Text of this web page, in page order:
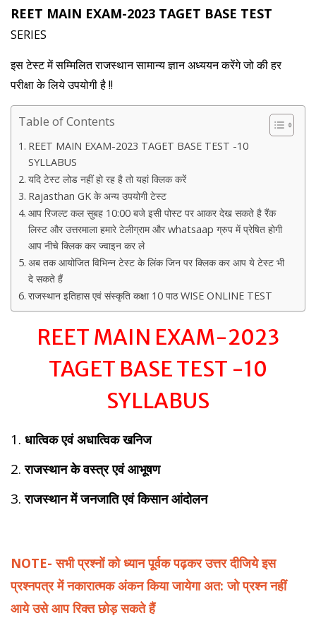
REET MAIN EXAM-2023 TAGET BASE TEST
SERIES
इस टेस्ट में सम्मिलित राजस्थान सामान्य ज्ञान अध्ययन करेंगे जो की हर
परीक्षा के लिये उपयोगी है !!
Table of Contents
REET MAIN EXAM-2023 TAGET BASE TEST -10
SYLLABUS
यदि टेस्ट लोड नहीं हो रह है तो यहां क्लिक करें
Rajasthan GK के अन्य उपयोगी टेस्ट
आप रिजल्ट कल सुबह 10:00 बजे इसी पोस्ट पर आकर देख सकते है रैंक
लिस्ट और उत्तरमाला हमारे टेलीग्राम और whatsaap ग्रुप में प्रेषित होगी
आप नीचे क्लिक कर ज्वाइन कर ले
अब तक आयोजित विभिन्न टेस्ट के लिंक जिन पर क्लिक कर आप ये टेस्ट भी
दे सकते हैं
राजस्थान इतिहास एवं संस्कृति कक्षा 10 पाठ WISE ONLINE TEST
REET MAIN EXAM-2023
TAGET BASE TEST -10
SYLLABUS
धात्विक एवं अधात्विक खनिज
राजस्थान के वस्त्र एवं आभूषण
राजस्थान में जनजाति एवं किसान आंदोलन
NOTE- सभी प्रश्नों को ध्यान पूर्वक पढ़कर उत्तर दीजिये इस
प्रश्नपत्र में नकारात्मक अंकन किया जायेगा अत: जो प्रश्न नहीं
आये उसे आप रिक्त छोड़ सकते हैं